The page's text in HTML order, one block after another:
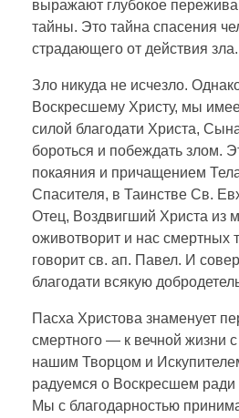
выражают глубокое
тайны. Это тайна спасения
страдающего от действия зла.
Зло никуда не исчезло.
Воскресшему Христу, мы
силой благодати Христа,
бороться и побеждать злом.
покаяния и причащением
Спасителя, в Таинстве Св.
Отец, Воздвигший Христа из
оживотворит и нас смертных
говорит св. ап. Павел. И
благодати всякую
Пасха Христова знаменует
смертного — к вечной жизни
нашим Творцом и
радуемся о Воскресшем ради
Мы с благодарностью